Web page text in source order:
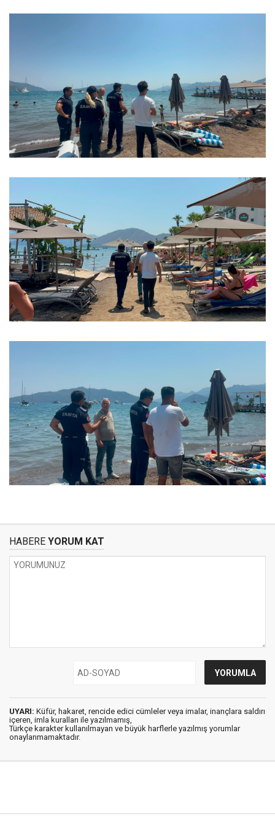
HABERE YORUM KAT
UYARI: Küfür, hakaret, rencide edici cümleler veya imalar, inançlara saldırı
içeren, imla kuralları ile yazılmamış,
Türkçe karakter kullanılmayan ve büyük harflerle yazılmış yorumlar
onaylanmamaktadır.